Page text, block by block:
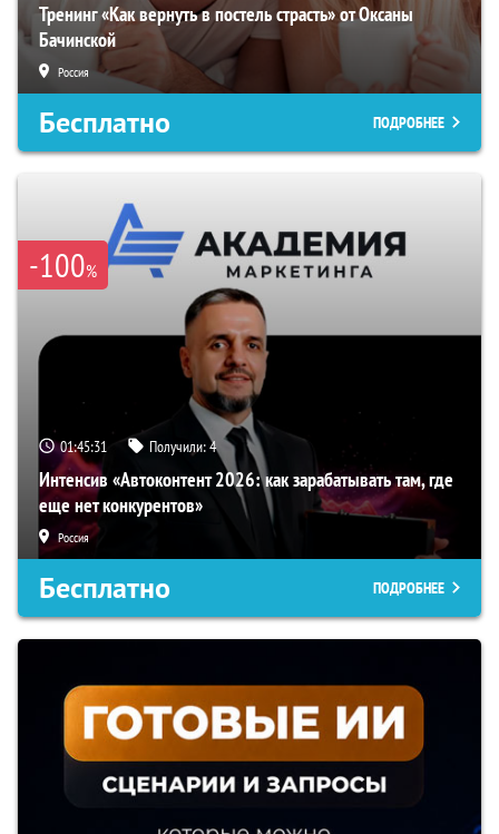
Тренинг «Как вернуть в постель страсть» от Оксаны
Бачинской
Россия
Бесплатно ПОДРОБНЕЕ
-100%
01:45:30 Получили:4
Интенсив «Автоконтент 2026: как зарабатывать там, где
еще нет конкурентов»
Россия
Бесплатно ПОДРОБНЕЕ